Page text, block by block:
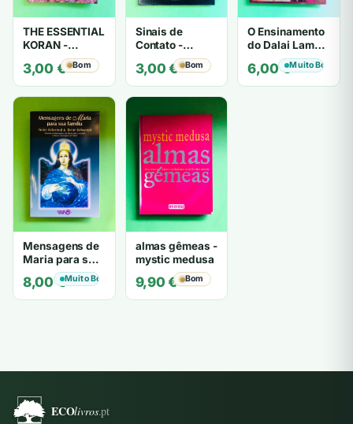
THE ESSENTIAL
KORAN -
THOMAS
CLEARY
3,00 € Bom
Sinais de
Contato -
Trigueirinho
3,00€ Bom
O Ensinamento
do Dalai Lama -
por Sua
Santidade o
Dalai Lama
6,00€Muito Bom
Mensagens de
Maria para sua
família - Annie
Kirkwood &
Byron
8,00€Muito Bom
almas gêmeas -
mystic medusa
9,90€ Bom